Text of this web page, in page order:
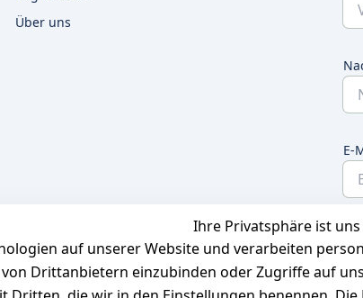
Ihre Privatsphäre ist
auf unserer Website und verarbeiten
Drittanbietern einzubinden oder Zugriffe auf
Über uns
E-